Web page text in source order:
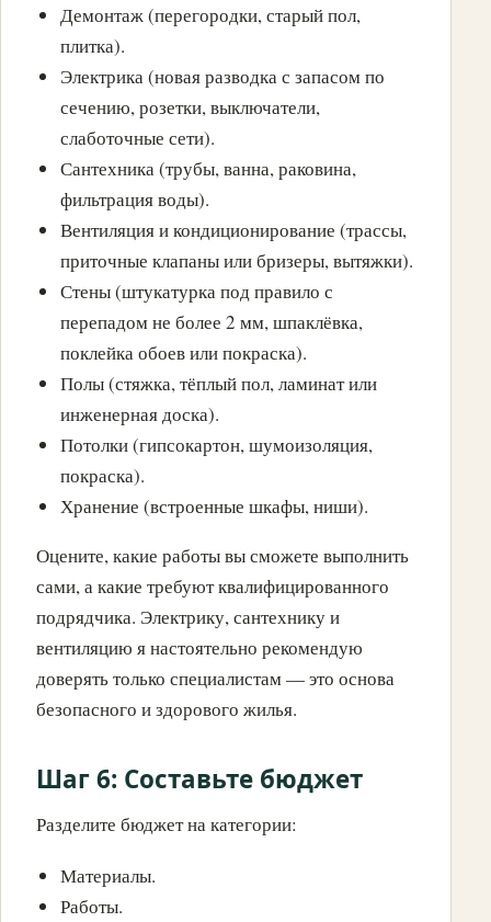
Демонтаж (перегородки, старый пол,
плитка).
Электрика (новая разводка с запасом по
сечению, розетки, выключатели,
слаботочные сети).
Сантехника (трубы, ванна, раковина,
фильтрация воды).
Вентиляция и кондиционирование (трассы,
приточные клапаны или бризеры, вытяжки).
Стены (штукатурка под правило с
перепадом не более 2 мм, шпаклёвка,
поклейка обоев или покраска).
Полы (стяжка, тёплый пол, ламинат или
инженерная доска).
Потолки (гипсокартон, шумоизоляция,
покраска).
Хранение (встроенные шкафы, ниши).
Оцените, какие работы вы сможете выполнить
сами, а какие требуют квалифицированного
подрядчика. Электрику, сантехнику и
вентиляцию я настоятельно рекомендую
доверять только специалистам — это основа
безопасного и здорового жилья.
Шаг 6: Составьте бюджет
Разделите бюджет на категории:
Материалы.
Работы.